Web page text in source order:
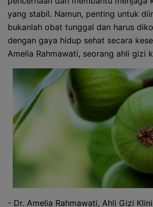
yang stabil. Namun, penting untuk
bukanlah obat tunggal dan harus
dengan gaya hidup sehat secara
Amelia Rahmawati, seorang ahli gizi
- Dr. Amelia Rahmawati, Ahli Gizi